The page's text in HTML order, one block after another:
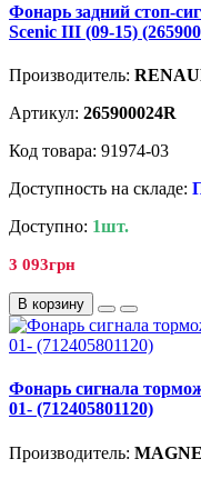
Фонарь задний стоп-
Scenic III (09-15)
Производитель:
Артикул: 265900024R
Код товара: 91974-03
Доступность на складе:
Доступно: 1шт.
3 093грн
В корзину
Фонарь сигнала
01- (712405801120)
Производитель: